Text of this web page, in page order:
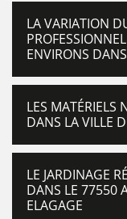
LA VARIATION
ENVIRONS
LES MATÉRIELS
DANS LA VILLE
LE JARDINAGE
DANS LE 77550
ELAGAGE